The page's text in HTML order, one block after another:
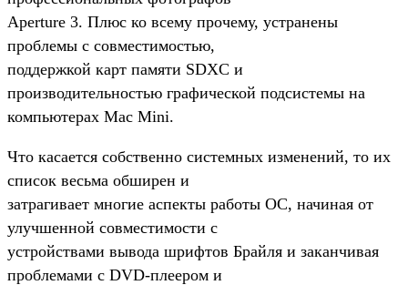
Aperture 3. Плюс ко всему прочему, устранены
проблемы с совместимостью,
поддержкой карт памяти SDXC и
производительностью графической подсистемы на
компьютерах Mac Mini.
Что касается собственно системных изменений, то их
список весьма обширен и
затрагивает многие аспекты работы ОС, начиная от
улучшенной совместимости с
устройствами вывода шрифтов Брайля и заканчивая
проблемами с DVD-плеером и